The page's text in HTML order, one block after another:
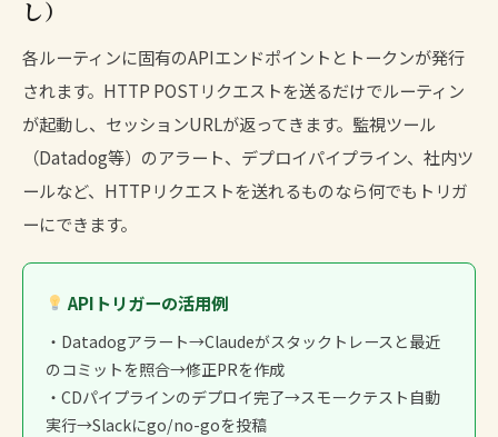
し）
各ルーティンに固有のAPIエンドポイントとトークンが発行
されます。HTTP POSTリクエストを送るだけでルーティン
が起動し、セッションURLが返ってきます。監視ツール
（Datadog等）のアラート、デプロイパイプライン、社内ツ
ールなど、HTTPリクエストを送れるものなら何でもトリガ
ーにできます。
APIトリガーの活用例
・Datadogアラート→Claudeがスタックトレースと最近
のコミットを照合→修正PRを作成
・CDパイプラインのデプロイ完了→スモークテスト自動
実行→Slackにgo/no-goを投稿